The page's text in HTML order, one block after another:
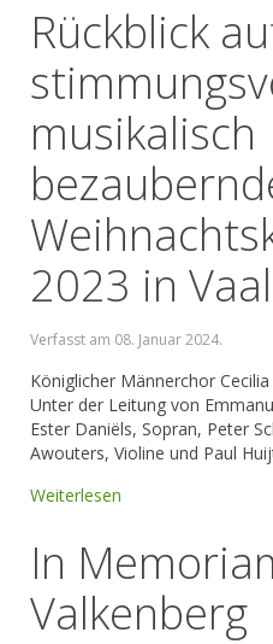
Rückblick
musikalisch
2023 in
Verfasst am 08. Januar 2024.
Königlicher Männerchor
Unter der Leitung von
Ester Daniëls, Sopran, Peter
Awouters, Violine und Paul
Weiterlesen
In
Valkenberg